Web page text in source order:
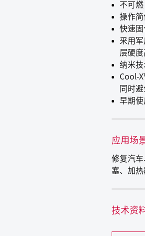
不可燃
操作
快速固
采用
层硬
纳米
Cool-
同时
早期
应用场
修复汽
塞、加热
技术资